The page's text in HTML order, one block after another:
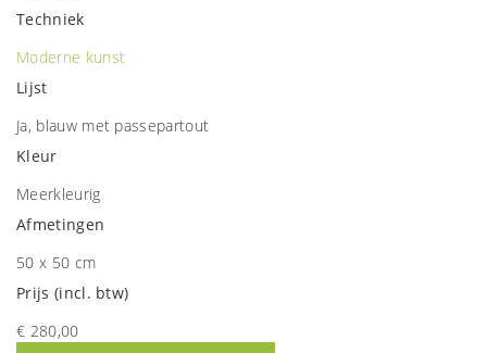
Techniek
Moderne kunst
Lijst
Ja, blauw met passepartout
Kleur
Meerkleurig
Afmetingen
50 x 50 cm
Prijs (incl. btw)
€ 280,00